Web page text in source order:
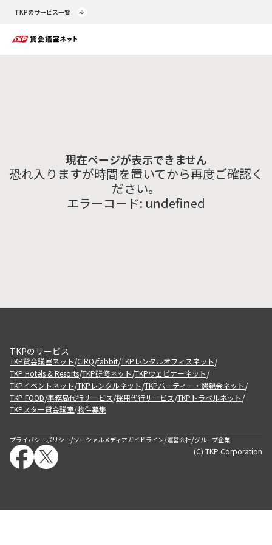
TKPのサービス一覧
現在ページが表示できません
恐れ入りますが時間を置いてから再度ご確認く
ださい。
エラーコード: undefined
TKPのサービス
TKP貸会議室ネット/CIRQ/fabbit/TKPレンタルオフィスネット/
TKP Hotels & Resorts/TKP研修ネット/TKPウェビナーネット/
TKPイベントネット/TKPレンタルネット/TKPパーティー・懇親会ネット/
TKP FOOD/事務局代行サービス/採用代行サービス/TKPトラベルネット/
TKPスター貸会議室/物件募集
プライバシーポリシー/ソーシャルメディアガイドライン/運営会社/グループ企業
(C) TKP Corporation